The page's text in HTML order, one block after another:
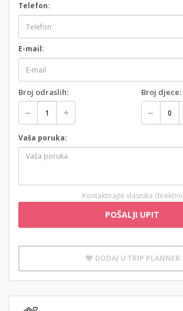
Telefon:
E-mail:
Broj odraslih: Broj djece:
Vaša poruka:
Kontaktirajte vlasnika direktno
POŠALJI UPIT
DODAJ U TRIP PLANNER